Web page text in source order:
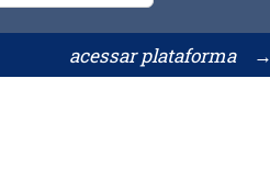
acessar plataforma →